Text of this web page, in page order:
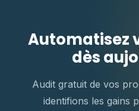
Automatisez
dès
Audit gratuit de vos
identifions les gains